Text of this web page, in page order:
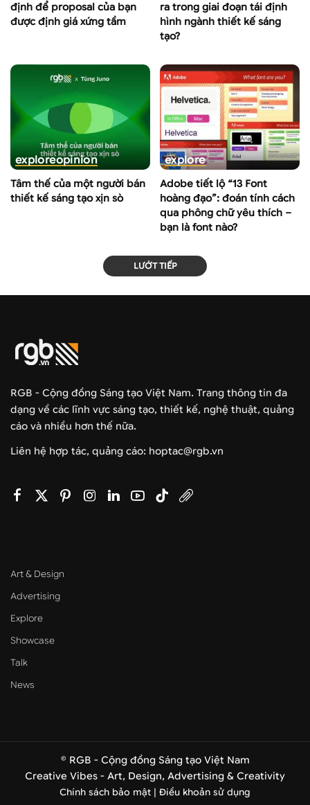
định để proposal của bạn
được định giá xứng tầm
ra trong giai đoạn tái định
hình ngành thiết kế sáng
tạo?
exploreopinion
Tâm thế của một người bán
thiết kế sáng tạo xịn sò
explore
Adobe tiết lộ “13 Font
hoàng đạo”: đoán tính cách
qua phông chữ yêu thích –
bạn là font nào?
LƯỚT TIẾP
RGB - Cộng đồng Sáng tạo Việt Nam. Trang thông tin đa
dạng về các lĩnh vực sáng tạo, thiết kế, nghệ thuật, quảng
cáo và nhiều hơn thế nữa.
Liên hệ hợp tác, quảng cáo: hoptac@rgb.vn
Art & Design
Advertising
Explore
Showcase
Talk
News
© RGB - Cộng đồng Sáng tạo Việt Nam
Creative Vibes - Art, Design, Advertising & Creativity
Chính sách bảo mật | Điều khoản sử dụng